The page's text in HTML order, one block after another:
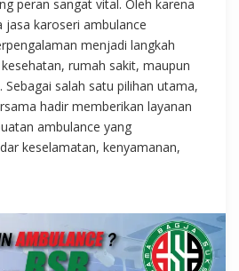
peran sangat vital. Oleh karena
jasa karoseri ambulance
menjadi langkah
rumah sakit, maupun
salah satu pilihan utama,
hadir memberikan layanan
ambulance yang
keselamatan, kenyamanan,